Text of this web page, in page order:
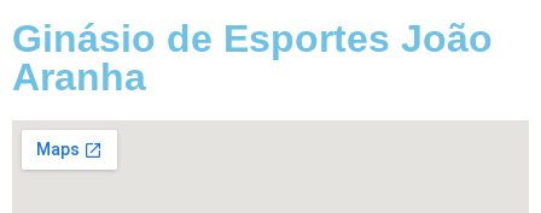
Ginásio de Esportes João
Aranha